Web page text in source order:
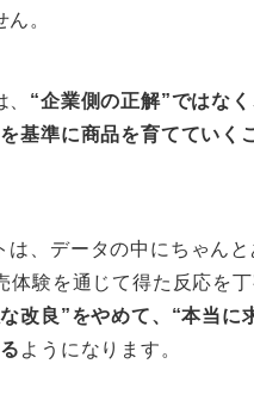
。
“企業側の正解”ではな
基準に商品を育てていく
は、データの中にちゃんと
体験を通じて得た反応を
改良”をやめて、“本当に
ようになります。